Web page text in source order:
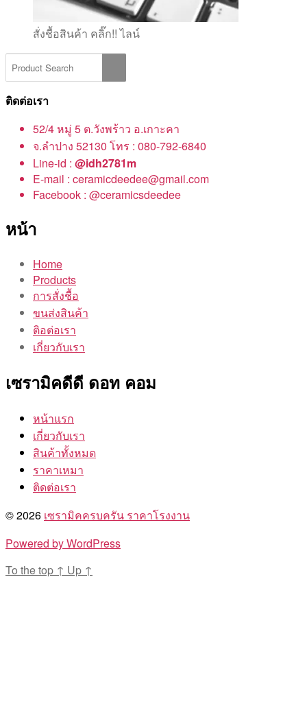
สั่งชื้อสินค้า คลิ๊ก!! ไลน์
ติดต่อเรา
52/4 หมู่ 5 ต.วังพร้าว อ.เกาะคา
จ.ลำปาง 52130 โทร : 080-792-6840
Line-id : @idh2781m
E-mail : ceramicdeedee@gmail.com
Facebook : @ceramicsdeedee
หน้า
Home
Products
การสั่งชื้อ
ขนส่งสินค้า
ติอต่อเรา
เกี่ยวกับเรา
เซรามิคดีดี ดอท คอม
หน้าแรก
เกี่ยวกับเรา
สินค้าทั้งหมด
ราคาเหมา
ติดต่อเรา
© 2026 เซรามิคครบครัน ราคาโรงงาน
Powered by WordPress
To the top ↑ Up ↑